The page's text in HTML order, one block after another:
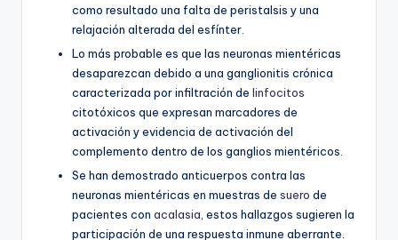
como resultado una falta de peristalsis y una
relajación alterada del esfínter.
Lo más probable es que las neuronas mientéricas
desaparezcan debido a una ganglionitis crónica
caracterizada por infiltración de linfocitos
citotóxicos que expresan marcadores de
activación y evidencia de activación del
complemento dentro de los ganglios mientéricos.
Se han demostrado anticuerpos contra las
neuronas mientéricas en muestras de suero de
pacientes con acalasia , estos hallazgos sugieren la
participación de una respuesta inmune aberrante.